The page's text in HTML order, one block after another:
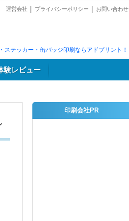
運営会社 プライバシーポリシー お問い合わせ
ステッカー・缶バッジ印刷ならアドプリント！
験レビュー
印刷会社PR